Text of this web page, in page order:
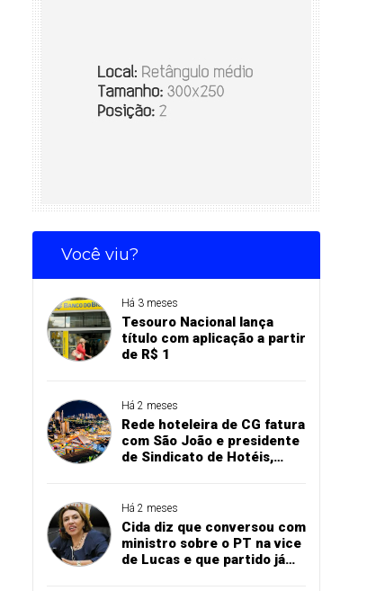
Você viu?
Há 3 meses
Tesouro Nacional lança
título com aplicação a partir
de R$ 1
Há 2 meses
Rede hoteleira de CG fatura
com São João e presidente
de Sindicato de Hotéis,
Há 2 meses
Cida diz que conversou com
ministro sobre o PT na vice
de Lucas e que partido já